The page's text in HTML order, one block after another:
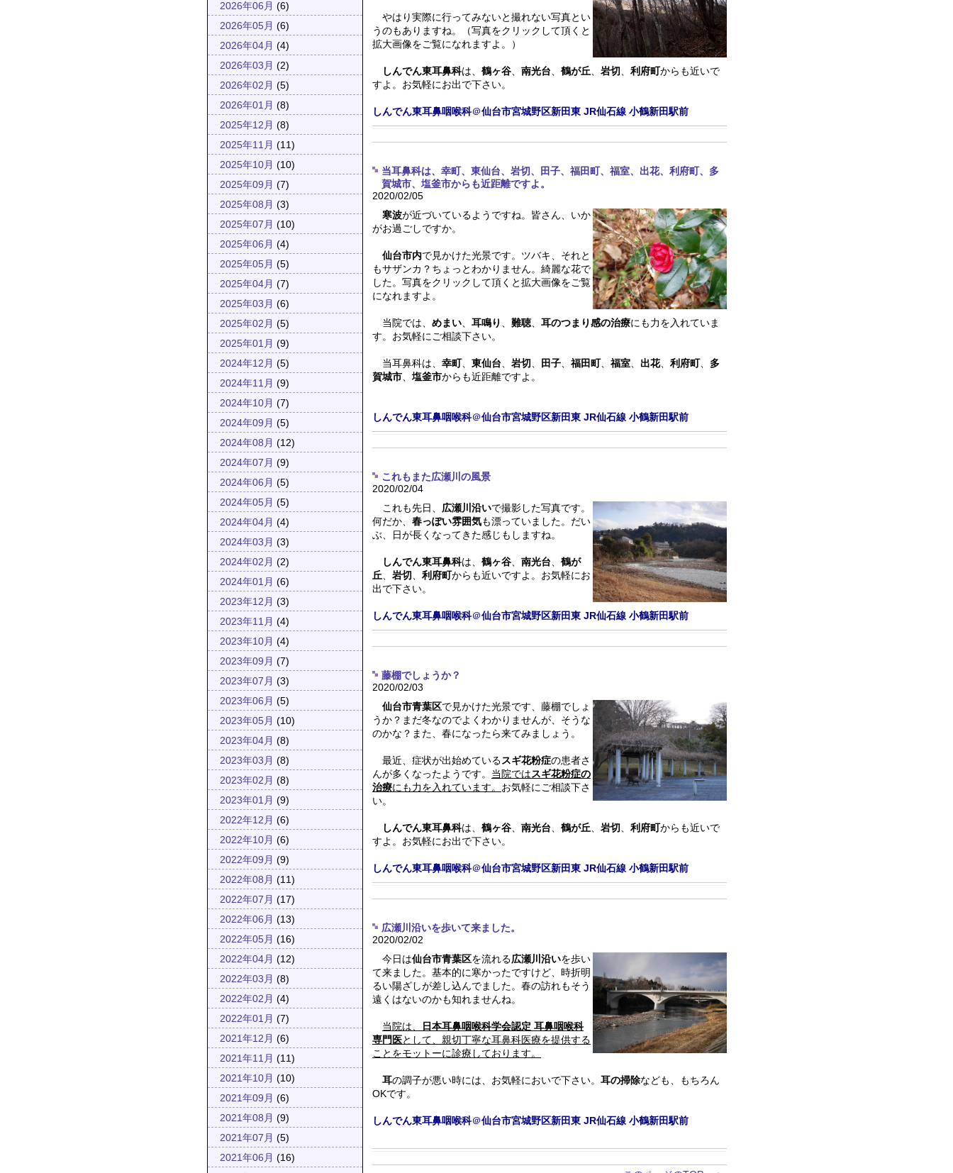
2026年06月 (6)
2026年05月 (6)
2026年04月 (4)
2026年03月 (2)
2026年02月 (5)
2026年01月 (8)
2025年12月 (8)
2025年11月 (11)
2025年10月 (10)
2025年09月 (7)
2025年08月 (3)
2025年07月 (10)
2025年06月 (4)
2025年05月 (5)
2025年04月 (7)
2025年03月 (6)
2025年02月 (5)
2025年01月 (9)
2024年12月 (5)
2024年11月 (9)
2024年10月 (7)
2024年09月 (5)
2024年08月 (12)
2024年07月 (9)
2024年06月 (5)
2024年05月 (5)
2024年04月 (4)
2024年03月 (3)
2024年02月 (2)
2024年01月 (6)
2023年12月 (3)
2023年11月 (4)
2023年10月 (4)
2023年09月 (7)
2023年07月 (3)
2023年06月 (5)
2023年05月 (10)
2023年04月 (8)
2023年03月 (8)
2023年02月 (8)
2023年01月 (9)
2022年12月 (6)
2022年10月 (6)
2022年09月 (9)
2022年08月 (11)
2022年07月 (17)
2022年06月 (13)
2022年05月 (16)
2022年04月 (12)
2022年03月 (8)
2022年02月 (4)
2022年01月 (7)
2021年12月 (6)
2021年11月 (11)
2021年10月 (10)
2021年09月 (6)
2021年08月 (9)
2021年07月 (5)
2021年06月 (16)
やはり実際に行ってみないと撮れない写真とい
うのもありますね。（写真をクリックして頂くと
拡大画像をご覧になれますよ。）
しんでん東耳鼻科は、 鶴ヶ谷 南光台 鶴が丘 岩切 利府町からも近いで
すよ。お気軽にお出で下さい。
しんでん東耳鼻咽喉科＠仙台市宮城野区新田東 JR仙石線 小鶴新田駅前
当耳鼻科は、幸町、東仙台、岩切、田子、福田町、福室、出花、利府町、多
賀城市、塩釜市からも近距離ですよ。
2020/02/05
寒波が近づいているようですね。皆さん、いか
がお過ごしですか。
仙台市内で見かけた光景です。ツバキ、それと
もサザンカ？ちょっとわかりません。綺麗な花で
した。写真をクリックして頂くと拡大画像をご覧
になれますよ。
当院では、 めまい 耳鳴り 難聴 耳のつまり感の治療にも力を入れていま
す。お気軽にご相談下さい。
当耳鼻科は、 幸町、 東仙台 岩切 田子 福田町、 福室 出花、 利府町、 多
賀城市
塩釜市からも近距離ですよ。
しんでん東耳鼻咽喉科＠仙台市宮城野区新田東 JR仙石線 小鶴新田駅前
これもまた広瀬川の風景
2020/02/04
これも先日、 広瀬川沿いで撮影した写真です。
何だか、 春っぽい雰囲気も漂っていました。だい
ぶ、日が長くなってきた感じもしますね。
しんでん東耳鼻科は、 鶴ヶ谷 南光台
鶴が
丘
岩切 利府町からも近いですよ。お気軽にお
出で下さい。
しんでん東耳鼻咽喉科＠仙台市宮城野区新田東 JR仙石線 小鶴新田駅前
藤棚でしょうか？
2020/02/03
仙台市青葉区で見かけた光景です、藤棚でしょ
うか？まだ冬なのでよくわかりませんが、そうな
のかな？また、春になったら来てみましょう。
最近、症状が出始めているスギ花粉症の患者さ
んが多くなったようです。 当院ではスギ花粉症の
治療にも力を入れています。 お気軽にご相談下さ
い。
しんでん東耳鼻科は、 鶴ヶ谷 南光台 鶴が丘 岩切 利府町からも近いで
すよ。お気軽にお出で下さい。
しんでん東耳鼻咽喉科＠仙台市宮城野区新田東 JR仙石線 小鶴新田駅前
広瀬川沿いを歩いて来ました。
2020/02/02
今日は仙台市青葉区を流れる広瀬川沿いを歩い
て来ました。基本的に寒かったですけど、時折明
るい陽ざしが差し込んでました。春の訪れもそう
遠くはないのかも知れませんね。
当院は、
日本耳鼻咽喉科学会認定 耳鼻咽喉科
専門医として、親切丁寧な耳鼻科医療を提供する
ことをモットーに診療しております。
耳の調子が悪い時には、お気軽においで下さい。 耳の掃除なども、もちろん
OKです。
しんでん東耳鼻咽喉科＠仙台市宮城野区新田東 JR仙石線 小鶴新田駅前